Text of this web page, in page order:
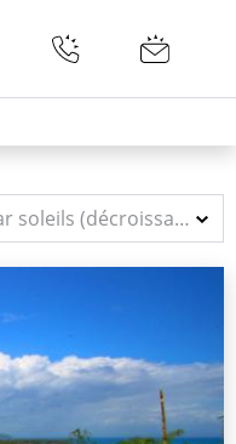
Par soleils (décroissant)